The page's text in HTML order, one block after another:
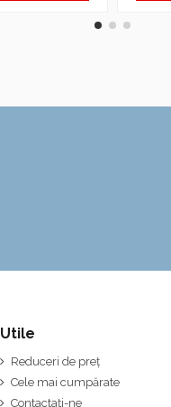
Utile
Reduceri de preț
Cele mai cumpărate
Contactați-ne